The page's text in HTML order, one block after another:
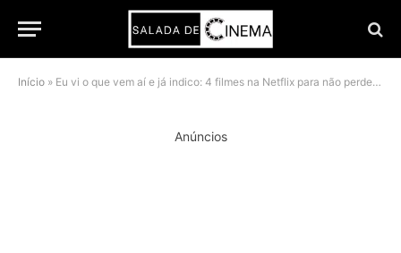
Início » Eu vi o que vem aí e já indico: 4 filmes na Netflix para não perder nesta semana
Anúncios